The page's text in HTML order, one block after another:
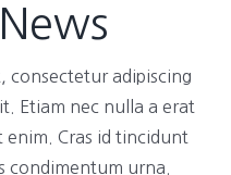
consectetur adipiscing
Etiam nec nulla a erat
enim. Cras id tincidunt
condimentum urna.